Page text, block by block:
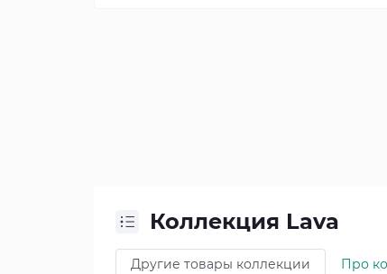
Коллекция Lava
Другие товары коллекции Про